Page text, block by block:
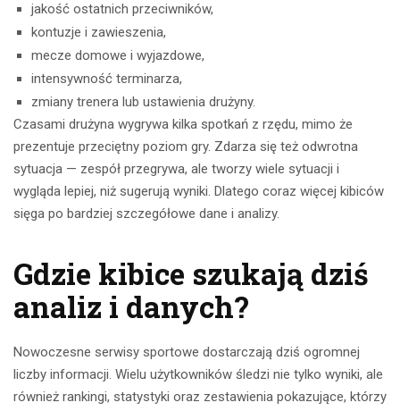
jakość ostatnich przeciwników,
kontuzje i zawieszenia,
mecze domowe i wyjazdowe,
intensywność terminarza,
zmiany trenera lub ustawienia drużyny.
Czasami drużyna wygrywa kilka spotkań z rzędu, mimo że
prezentuje przeciętny poziom gry. Zdarza się też odwrotna
sytuacja — zespół przegrywa, ale tworzy wiele sytuacji i
wygląda lepiej, niż sugerują wyniki. Dlatego coraz więcej kibiców
sięga po bardziej szczegółowe dane i analizy.
Gdzie kibice szukają dziś
analiz i danych?
Nowoczesne serwisy sportowe dostarczają dziś ogromnej
liczby informacji. Wielu użytkowników śledzi nie tylko wyniki, ale
również rankingi, statystyki oraz zestawienia pokazujące, którzy